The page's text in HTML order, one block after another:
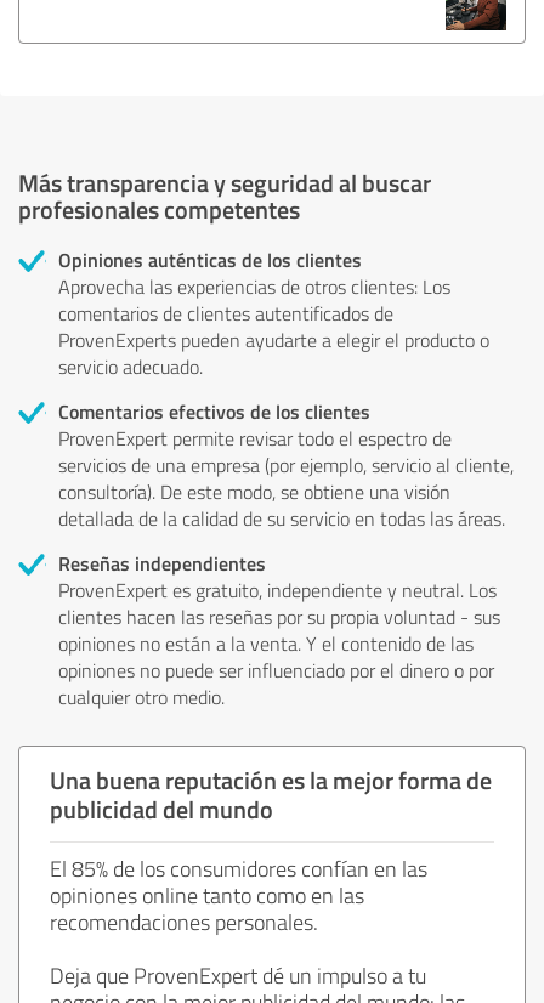
Más transparencia y seguridad al buscar
profesionales competentes
Opiniones auténticas de los clientes
Aprovecha las experiencias de otros clientes: Los
comentarios de clientes autentificados de
ProvenExperts pueden ayudarte a elegir el producto o
servicio adecuado.
Comentarios efectivos de los clientes
ProvenExpert permite revisar todo el espectro de
servicios de una empresa (por ejemplo, servicio al cliente,
consultoría). De este modo, se obtiene una visión
detallada de la calidad de su servicio en todas las áreas.
Reseñas independientes
ProvenExpert es gratuito, independiente y neutral. Los
clientes hacen las reseñas por su propia voluntad - sus
opiniones no están a la venta. Y el contenido de las
opiniones no puede ser influenciado por el dinero o por
cualquier otro medio.
Una buena reputación es la mejor forma de
publicidad del mundo
El 85% de los consumidores confían en las
opiniones online tanto como en las
recomendaciones personales.
Deja que ProvenExpert dé un impulso a tu